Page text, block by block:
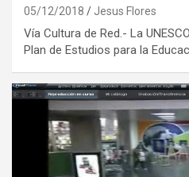
05/12/2018 Jesus Flores
Vía Cultura de Red.- La
Plan de Estudios para la